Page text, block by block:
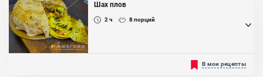
Шах плов
2 ч 8порций
Интереснейший плов в духовке или Шах плов, как его называют в
некоторых странах. Такое уникальное блюдо легко и просто
В мои рецепты